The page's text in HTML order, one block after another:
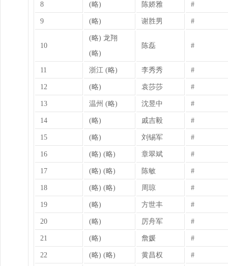
8 (略) 陈娇雅 #
9 (略) 谢胜男 #
10
(略) 龙翔
(略)
陈磊 #
11 浙江 (略) 李秀秀 #
12 (略) 袁莎莎 #
13 温州 (略) 沈昱中 #
14 (略) 戚吉毅 #
15 (略) 刘锡军 #
16 (略) (略) 章翠斌 #
17 (略) (略) 陈敏 #
18 (略) (略) 周琼 #
19 (略) 方世丰 #
20 (略) 厉舟军 #
21 (略) 詹媛 #
22 (略) (略) 黄昌权 #